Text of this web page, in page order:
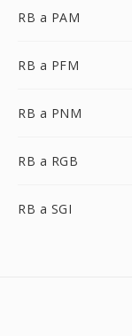
RB a PAM
RB a PFM
RB a PNM
RB a RGB
RB a SGI